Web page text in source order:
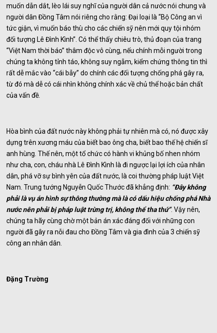
muốn dẫn dắt, lèo lái suy nghĩ của người dân cả nước nói chung và
người dân Đồng Tâm nói riêng cho rằng: Đại loại là “Bộ Công an vì
tức giận, vì muốn báo thù cho các chiến sỹ nên mới quy tội nhóm
đối tượng Lê Đình Kình”. Có thể thấy chiêu trò, thủ đoạn của trang
“Việt Nam thời báo” thâm độc vô cùng, nếu chính mỗi người trong
chúng ta không tỉnh táo, không suy ngẫm, kiểm chứng thông tin thì
rất dễ mắc vào “cái bẫy” do chính các đối tượng chống phá gây ra,
từ đó mà dễ có cái nhìn không chính xác về chủ thể hoặc bản chất
của vấn đề.
Hòa bình của đất nước này không phải tự nhiên mà có, nó được xây
dựng trên xương máu của biết bao ông cha, biết bao thế hệ chiến sĩ
anh hùng. Thế nên, một tổ chức có hành vi khủng bố nhen nhóm
như cha, con, cháu nhà Lê Đình Kình là đi ngược lại lợi ích của nhân
dân, phá vỡ sự bình yên của đất nước, là coi thường pháp luật Việt
Nam. Trung tướng Nguyễn Quốc Thước đã khẳng định: “Đây không
phải là vụ án hình sự thông thường mà là có dấu hiệu chống phá Nhà
nước nên phải bị pháp luật trừng trị, không thể tha thứ”. Vậy nên,
chúng ta hãy cùng chờ một bản án xác đáng đối với những con
người đã gây ra nỗi đau cho Đồng Tâm và gia đình của 3 chiến sỹ
công an nhân dân.
Đặng Trường